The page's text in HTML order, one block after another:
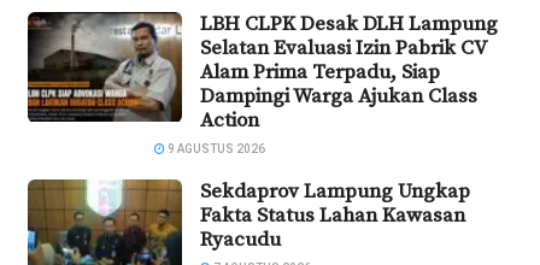
LBH CLPK Desak DLH Lampung
Selatan Evaluasi Izin Pabrik CV
Alam Prima Terpadu, Siap
Dampingi Warga Ajukan Class
Action
9 AGUSTUS 2026
Sekdaprov Lampung Ungkap
Fakta Status Lahan Kawasan
Ryacudu